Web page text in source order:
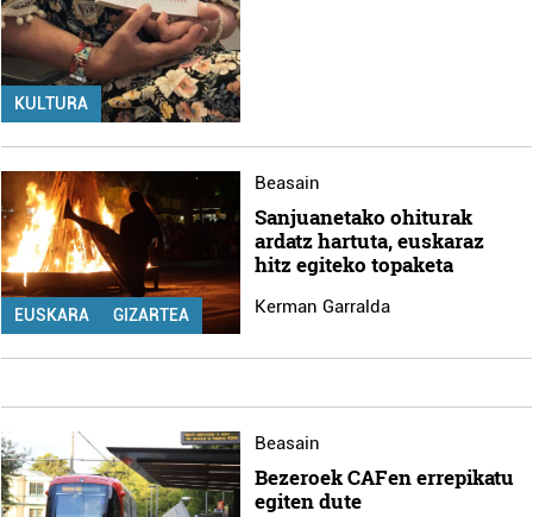
KULTURA
EUSKARA GIZARTEA
Beasain
Sanjuanetako ohiturak
ardatz hartuta, euskaraz
hitz egiteko topaketa
Kerman Garralda
Beasain
Bezeroek CAFen errepikatu
egiten dute